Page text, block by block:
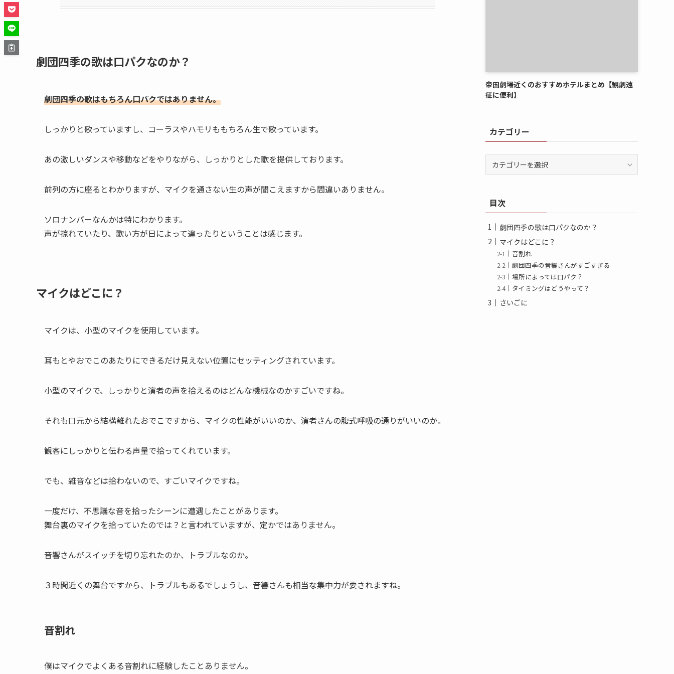
劇団四季の歌は口パクなのか？
劇団四季の歌はもちろん口パクではありません。
しっかりと歌っていますし、コーラスやハモリももちろん生で歌っています。
あの激しいダンスや移動などをやりながら、しっかりとした歌を提供しております。
前列の方に座るとわかりますが、マイクを通さない生の声が聞こえますから間違いありません。
ソロナンバーなんかは特にわかります。
声が掠れていたり、歌い方が日によって違ったりということは感じます。
マイクはどこに？
マイクは、小型のマイクを使用しています。
耳もとやおでこのあたりにできるだけ見えない位置にセッティングされています。
小型のマイクで、しっかりと演者の声を拾えるのはどんな機械なのかすごいですね。
それも口元から結構離れたおでこですから、マイクの性能がいいのか、演者さんの腹式呼吸の通りがいいのか。
観客にしっかりと伝わる声量で拾ってくれています。
でも、雑音などは拾わないので、すごいマイクですね。
一度だけ、不思議な音を拾ったシーンに遭遇したことがあります。
舞台裏のマイクを拾っていたのでは？と言われていますが、定かではありません。
音響さんがスイッチを切り忘れたのか、トラブルなのか。
３時間近くの舞台ですから、トラブルもあるでしょうし、音響さんも相当な集中力が要されますね。
音割れ
僕はマイクでよくある音割れに経験したことありません。
帝国劇場近くのおすすめホテルまとめ【観劇遠
征に便利】
カテゴリー
ー目次
劇団四季の歌は口パクなのか？
マイクはどこに？
音割れ
劇団四季の音響さんがすごすぎる
場所によっては口パク？
タイミングはどうやって？
さいごに